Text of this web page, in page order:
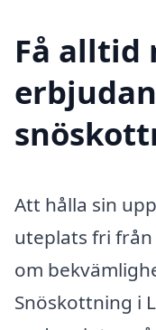
Få alltid
Att hålla sin
uteplats fri
om
Snöskottning i